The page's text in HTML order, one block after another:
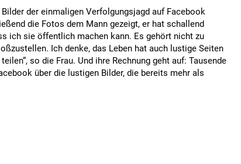
der einmaligen Verfolgungsjagd auf Facebook
die Fotos dem Mann gezeigt, er hat schallend
ich sie öffentlich machen kann. Es gehört nicht zu
Ich denke, das Leben hat auch lustige Seiten
so die Frau. Und ihre Rechnung geht auf: Tausende
über die lustigen Bilder, die bereits mehr als